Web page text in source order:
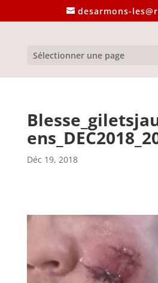
desarmons-
Sélectionner une page
Déc 19, 2018